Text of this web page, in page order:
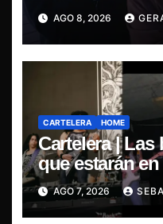
Concepción.
AGO 8, 2026
CARTELERA HOME
Cartelera |
que estarán
Violator en
AGO 7, 2026